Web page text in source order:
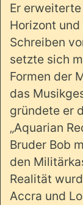
Er
Horizont
Schreiben
setzte sich
Formen der
das
gründete er
„Aquarian
Bruder Bob
den
Realität
Accra und